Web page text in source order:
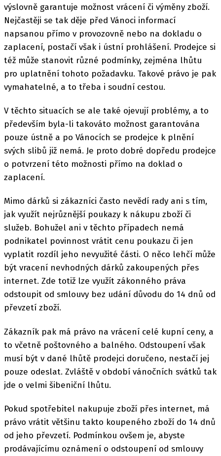
výslovně garantuje možnost vrácení či výměny zboží.
Nejčastěji se tak děje před Vánoci informací
napsanou přímo v provozovně nebo na dokladu o
zaplacení, postačí však i ústní prohlášení. Prodejce si
též může stanovit různé podmínky, zejména lhůtu
pro uplatnění tohoto požadavku. Takové právo je pak
vymahatelné, a to třeba i soudní cestou.
V těchto situacích se ale také ojevují problémy, a to
především byla-li takováto možnost garantována
pouze ústně a po Vánocích se prodejce k plnění
svých slibů již nemá. Je proto dobré dopředu prodejce
o potvrzení této možnosti přímo na doklad o
zaplacení.
Mimo dárků si zákazníci často nevědí rady ani s tím,
jak využít nejrůznější poukazy k nákupu zboží či
služeb. Bohužel ani v těchto případech nemá
podnikatel povinnost vrátit cenu poukazu či jen
vyplatit rozdíl jeho nevyužité části. O něco lehčí může
být vracení nevhodných dárků zakoupených přes
internet. Zde totiž lze využít zákonného práva
odstoupit od smlouvy bez udání důvodu do 14 dnů od
převzetí zboží.
Zákazník pak má právo na vrácení celé kupní ceny, a
to včetně poštovného a balného. Odstoupení však
musí být v dané lhůtě prodejci doručeno, nestačí jej
pouze odeslat. Zvláště v období vánočních svátků tak
jde o velmi šibeniční lhůtu.
Pokud spotřebitel nakupuje zboží přes internet, má
právo vrátit většinu takto koupeného zboží do 14 dnů
od jeho převzetí. Podmínkou ovšem je, abyste
prodávajícímu oznámení o odstoupení od smlouvy